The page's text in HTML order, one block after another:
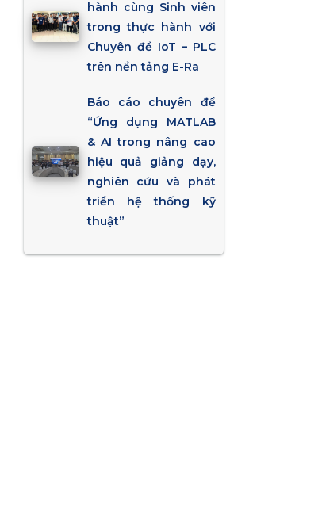
hành cùng Sinh viên
trong thực hành với
Chuyên đề IoT – PLC
trên nền tảng E-Ra
Báo cáo chuyên đề
“Ứng dụng MATLAB
& AI trong nâng cao
hiệu quả giảng dạy,
nghiên cứu và phát
triển hệ thống kỹ
thuật”